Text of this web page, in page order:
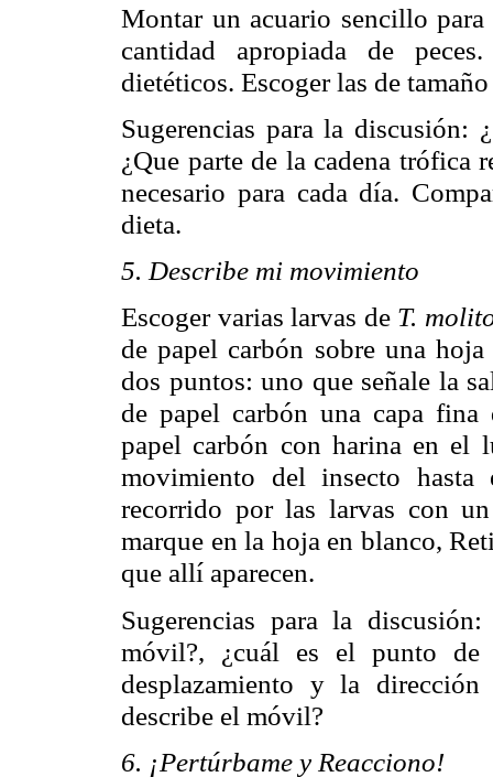
Montar un acuario sencillo
cantidad apropiada de
dietéticos. Escoger las de
Sugerencias para la discusión:
¿Que parte de la cadena trófica
necesario para cada día.
dieta.
5. Describe mi movimiento
Escoger varias larvas de T.
de papel carbón sobre una
dos puntos: uno que señale la
de papel carbón una capa
papel carbón con harina en el
movimiento del insecto
recorrido por las larvas con
marque en la hoja en blanco,
que allí aparecen.
Sugerencias para la
móvil?, ¿cuál es el punto de
desplazamiento y la
describe el móvil?
6. ¡Pertúrbame y Reacciono!